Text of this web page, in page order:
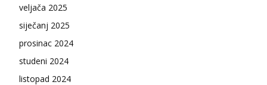
veljača 2025
siječanj 2025
prosinac 2024
studeni 2024
listopad 2024